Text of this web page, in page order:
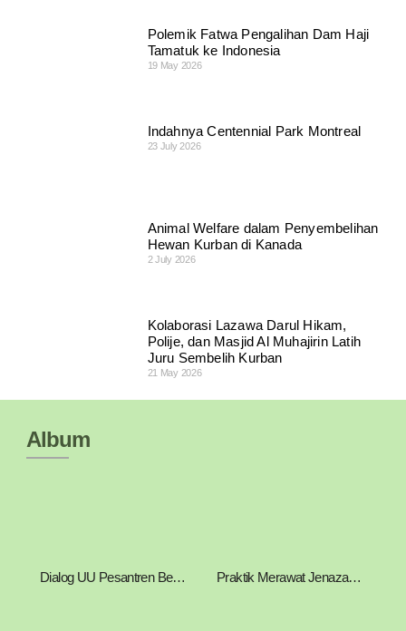
Polemik Fatwa Pengalihan Dam Haji
Tamatuk ke Indonesia
19 May 2026
Indahnya Centennial Park Montreal
23 July 2026
Animal Welfare dalam Penyembelihan
Hewan Kurban di Kanada
2 July 2026
Kolaborasi Lazawa Darul Hikam,
Polije, dan Masjid Al Muhajirin Latih
Juru Sembelih Kurban
21 May 2026
Album
Dialog UU Pesantren Bersama KHR. Ahmad Azaim Ibrahimy Praktik Merawat Jenazah Oleh Mahasantri Darul Hikam